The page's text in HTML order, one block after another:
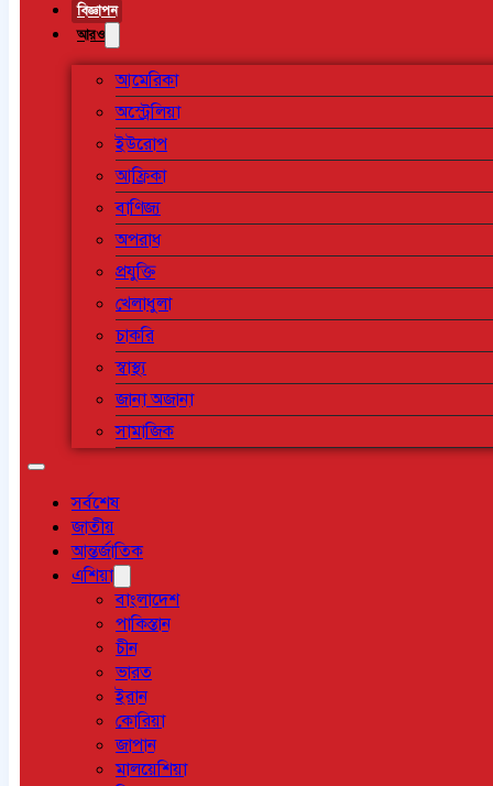
বিজ্ঞাপন
আরও
আমেরিকা
অস্ট্রেলিয়া
ইউরোপ
আফ্রিকা
বাণিজ্য
অপরাধ
প্রযুক্তি
খেলাধুলা
চাকরি
স্বাস্থ্য
জানা অজানা
সামাজিক
সর্বশেষ
জাতীয়
আন্তর্জাতিক
এশিয়া
বাংলাদেশ
পাকিস্তান
চীন
ভারত
ইরান
কোরিয়া
জাপান
মালয়েশিয়া